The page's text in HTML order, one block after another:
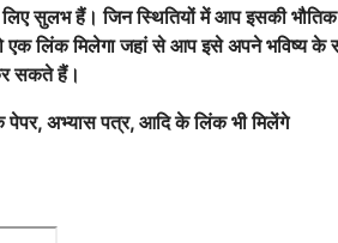
सुलभ हैं। जिन स्थितियों में आप इसकी भौतिक
लिंक मिलेगा जहां से आप इसे अपने भविष्य के
सकते हैं।
पेपर, अभ्यास पत्र, आदि के लिंक भी मिलेंगे